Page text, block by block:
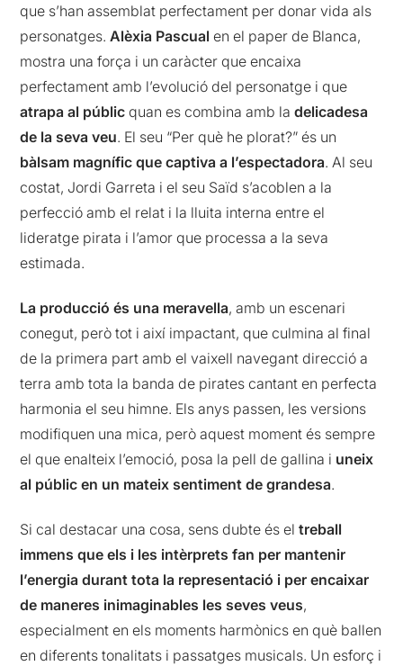
que s’han assemblat perfectament per donar vida als
personatges.Alèxia Pascual en el paper de Blanca,
mostra una força i un caràcter que encaixa
perfectament amb l’evolució del personatge i que
atrapa al públic quan es combina amb ladelicadesa
de la seva veu. El seu “Per què he plorat?” és un
bàlsam magnífic que captiva a l’espectadora. Al seu
costat, Jordi Garreta i el seu Saïd s’acoblen a la
perfecció amb el relat i la lluita interna entre el
lideratge pirata i l’amor que processa a la seva
estimada.
La producció és una meravella, amb un escenari
conegut, però tot i així impactant, que culmina al final
de la primera part amb el vaixell navegant direcció a
terra amb tota la banda de pirates cantant en perfecta
harmonia el seu himne. Els anys passen, les versions
modifiquen una mica, però aquest moment és sempre
el que enalteix l’emoció, posa la pell de gallina i uneix
al públic en un mateix sentiment de grandesa.
Si cal destacar una cosa, sens dubte és eltreball
immens que els i les intèrprets fan per mantenir
l’energia durant tota la representació i per encaixar
de maneres inimaginables les seves veus,
especialment en els moments harmònics en què ballen
en diferents tonalitats i passatges musicals. Un esforç i